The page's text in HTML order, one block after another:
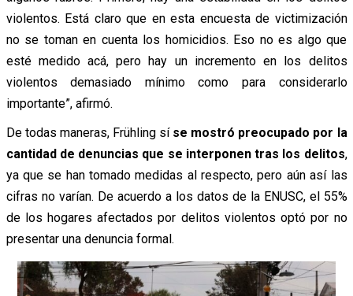
violentos. Está claro que en esta encuesta de victimización
no se toman en cuenta los homicidios. Eso no es algo que
esté medido acá, pero hay un incremento en los delitos
violentos demasiado mínimo como para considerarlo
importante”, afirmó.
De todas maneras, Frühling síse mostró preocupado por la
cantidad de denuncias que se interponen tras los delitos,
ya que se han tomado medidas al respecto, pero aún así las
cifras no varían. De acuerdo a los datos de la ENUSC, el 55%
de los hogares afectados por delitos violentos optó por no
presentar una denuncia formal.